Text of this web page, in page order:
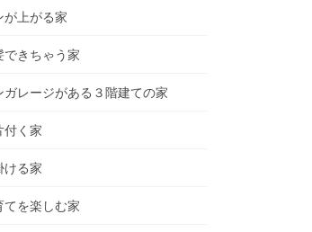
が上がる家
できちゃう家
ガレージがある３階建ての家
付く家
ける家
てを楽しむ家